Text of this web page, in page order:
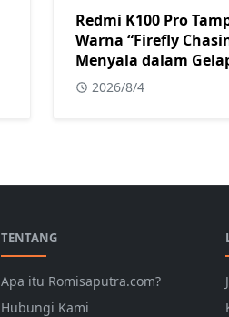
Redmi K100 Pro
Warna “Firefly
Menyala dalam
2026/8/4
TENTANG
Apa itu Romisaputra.com?
Hubungi Kami